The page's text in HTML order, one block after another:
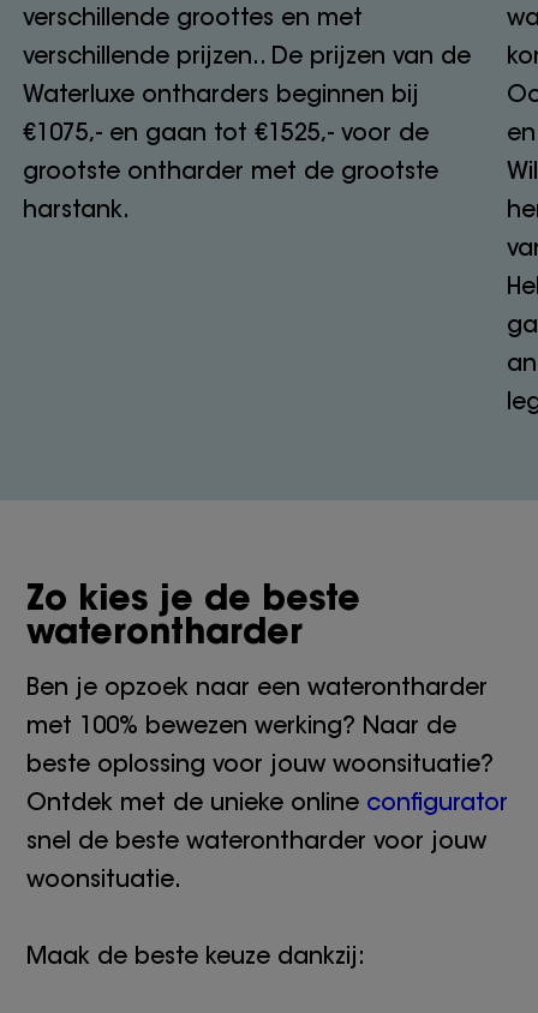
verschillende groottes en met
verschillende prijzen.. De prijzen van de
Waterluxe ontharders beginnen bij
€1075,- en gaan tot €1525,- voor de
grootste ontharder met de grootste
harstank.
Zo kies je de beste
waterontharder
Ben je opzoek naar een waterontharder
met 100% bewezen werking? Naar de
beste oplossing voor jouw woonsituatie?
Ontdek met de unieke online configurator
snel de beste waterontharder voor jouw
woonsituatie.
Maak de beste keuze dankzij: